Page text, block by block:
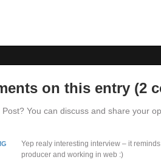
on this entry (2
Post? You can discuss and share your
Yep realy interesting interview – it
producer and working in web :)